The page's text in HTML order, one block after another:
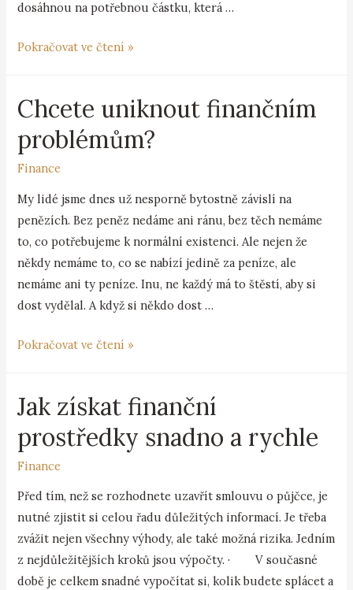
dosáhnou na potřebnou částku, která …
Pokračovat ve čtení »
Chcete uniknout finančním
problémům?
Finance
My lidé jsme dnes už nesporně bytostně závislí na
penězích. Bez peněz nedáme ani ránu, bez těch nemáme
to, co potřebujeme k normální existenci. Ale nejen že
někdy nemáme to, co se nabízí jedině za peníze, ale
nemáme ani ty peníze. Inu, ne každý má to štěstí, aby si
dost vydělal. A když si někdo dost …
Pokračovat ve čtení »
Jak získat finanční
prostředky snadno a rychle
Finance
Před tím, než se rozhodnete uzavřít smlouvu o půjčce, je
nutné zjistit si celou řadu důležitých informací. Je třeba
zvážit nejen všechny výhody, ale také možná rizika. Jedním
z nejdůležitějších kroků jsou výpočty. · V současné
době je celkem snadné vypočítat si, kolik budete splácet a